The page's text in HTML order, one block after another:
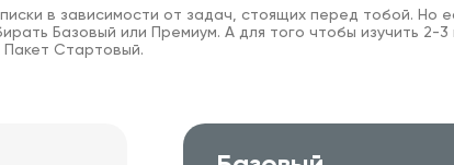
в зависимости от задач, стоящих перед тобой. Но
Базовый или Премиум. А для того чтобы изучить 2-3
Стартовый.